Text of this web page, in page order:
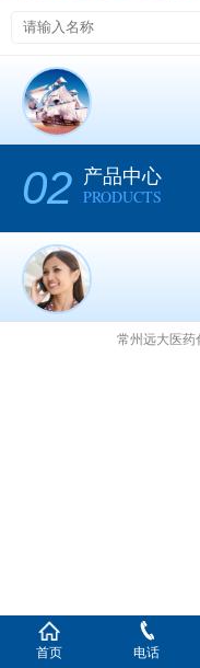
02 产品中心
PRODUCTS
常州远大医药
首页 电话